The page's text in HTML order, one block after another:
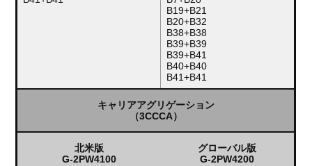
B19+B21
B20+B32
B38+B38
B39+B39
B39+B41
B40+B40
B41+B41
キャリアアグリゲーション
（3CCCA）
北米版
G-2PW4100
グローバル版
G-2PW4200